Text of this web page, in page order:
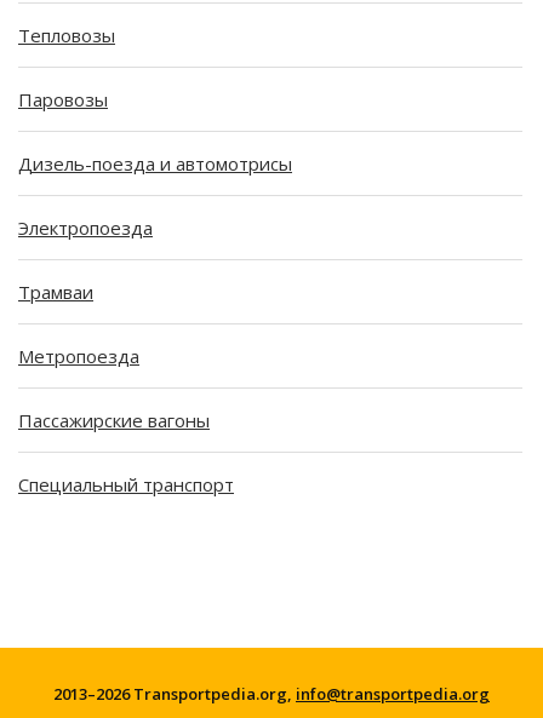
Тепловозы
Паровозы
Дизель-поезда и автомотрисы
Электропоезда
Трамваи
Метропоезда
Пассажирские вагоны
Специальный транспорт
2013–2026 Transportpedia.org, info@transportpedia.org